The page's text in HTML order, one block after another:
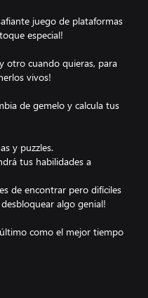
juego de plataformas
especial!
otro cuando quieras, para
vivos!
de gemelo y calcula tus
y puzzles.
tus habilidades a
de encontrar pero difíciles
algo genial!
como el mejor tiempo
y zurdos para mayor